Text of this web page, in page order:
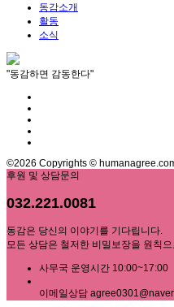
동감소개
활동
소식
"동감하면 감동한다"
©2026 Copyrights ©
후원 및 상담문의
032.221.0081
동감은 당신의 이야기를 기다립니다.
모든 상담은 철저한 비밀보장을 원칙으
사무국 운영시간 10:00~17:00
이메일상담